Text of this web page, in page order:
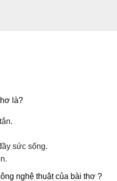
là?
sức sống.
nghệ thuật của bài thơ ?